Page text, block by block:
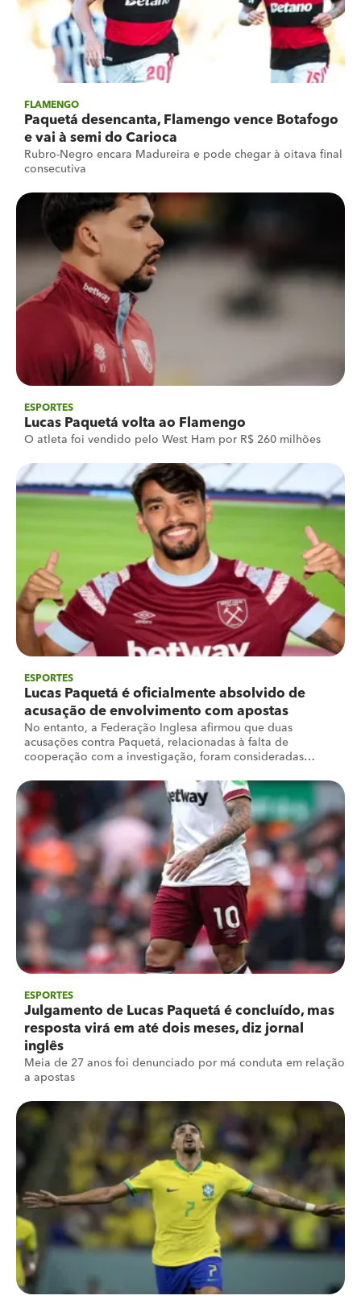
FLAMENGO
Paquetá desencanta, Flamengo vence Botafogo
e vai à semi do Carioca
Rubro-Negro encara Madureira e pode chegar à oitava final
consecutiva
ESPORTES
Lucas Paquetá volta ao Flamengo
O atleta foi vendido pelo West Ham por R$ 260 milhões
ESPORTES
Lucas Paquetá é oficialmente absolvido de
acusação de envolvimento com apostas
No entanto, a Federação Inglesa afirmou que duas
acusações contra Paquetá, relacionadas à falta de
cooperação com a investigação, foram consideradas
ESPORTES
Julgamento de Lucas Paquetá é concluído, mas
resposta virá em até dois meses, diz jornal
inglês
Meia de 27 anos foi denunciado por má conduta em relação
a apostas